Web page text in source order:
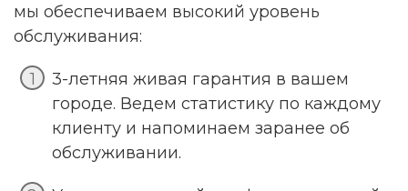
мы обеспечиваем высокий уровень
обслуживания:
3-летняя живая гарантия в вашем
городе. Ведем статистику по каждому
клиенту и напоминаем заранее об
обслуживании.